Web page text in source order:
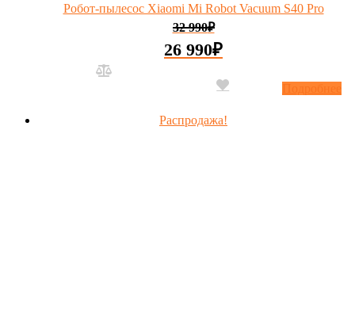
Робот-пылесос Xiaomi Mi Robot Vacuum S40 Pro
32 990₽
26 990₽
Распродажа!